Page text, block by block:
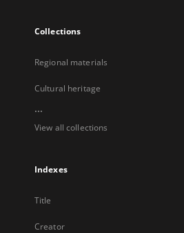
Collections
Regional materials
Cultural heritage
...
View all collections
Indexes
Title
Creator